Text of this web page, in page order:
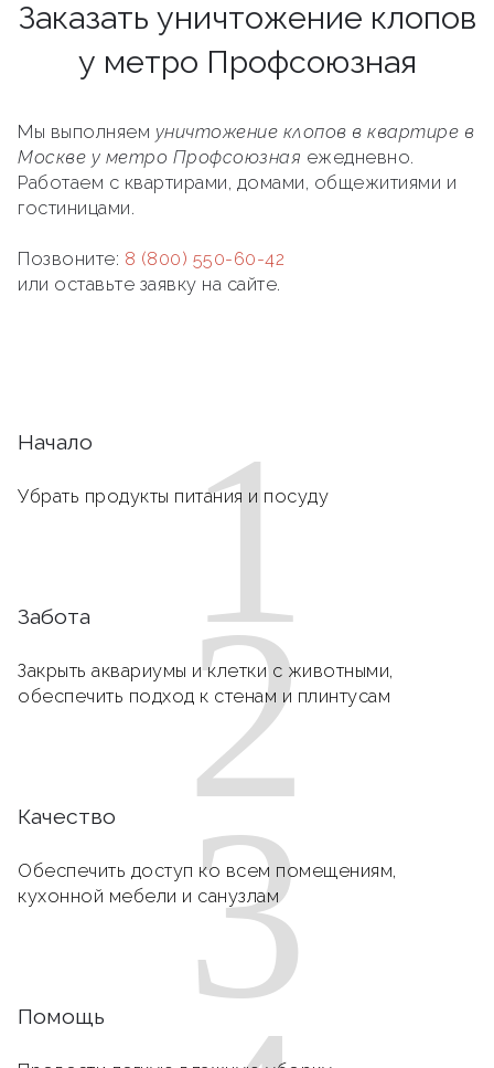
Заказать уничтожение клопов
у метро Профсоюзная
Мы выполняем уничтожение клопов в квартире в
Москве у метро Профсоюзная ежедневно.
Работаем с квартирами, домами, общежитиями и
гостиницами.
Позвоните: 8 (800) 550-60-42
или оставьте заявку на сайте.
1
Начало
Убрать продукты питания и посуду
2
Забота
Закрыть аквариумы и клетки с животными,
обеспечить подход к стенам и плинтусам
3
Качество
Обеспечить доступ ко всем помещениям,
кухонной мебели и санузлам
Помощь